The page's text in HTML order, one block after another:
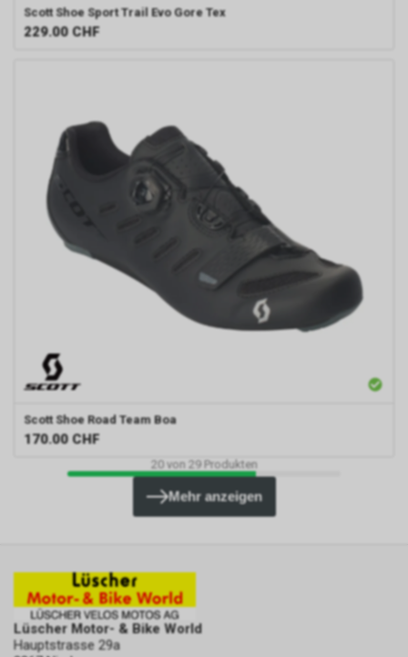
Scott Shoe Sport Trail Evo Gore Tex
229.00 CHF
Scott Shoe Road Team Boa
170.00 CHF
20von 29Produkten
Mehr anzeigen
Lüscher Motor- & Bike World
Hauptstrasse 29a